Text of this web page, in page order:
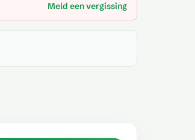
Meld een vergissing